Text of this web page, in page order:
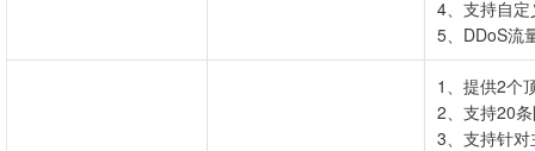
4、支持自
5、DDoS流
1、提供2个
2、支持20
3、支持针